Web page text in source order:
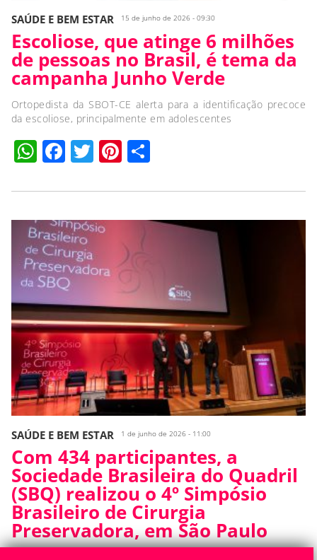
SAÚDE E BEM ESTAR 15 de junho de 2026 - 09:30
Escoliose, que atinge 6 milhões
de pessoas no Brasil, é tema da
campanha Junho Verde
Ortopedista da SBOT-CE alerta para a identificação precoce
da escoliose, principalmente em adolescentes
WhatsApp
Facebook
TwitterPinterest
Compartilhar
SAÚDE E BEM ESTAR 1 de junho de 2026 - 11:00
Com 434 participantes, a
Sociedade Brasileira do Quadril
(SBQ) realizou o 4º Simpósio
Brasileiro de Cirurgia
Preservadora, em São Paulo